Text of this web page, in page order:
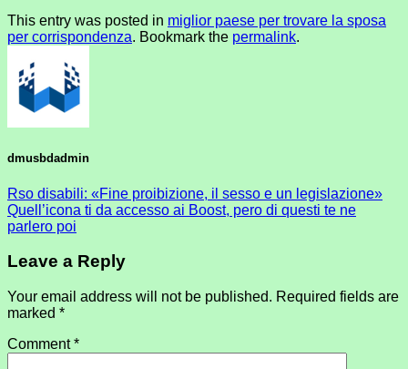
This entry was posted in miglior paese per trovare la sposa
per corrispondenza. Bookmark the permalink.
dmusbdadmin
Rso disabili: «Fine proibizione, il sesso e un legislazione»
Quell’icona ti da accesso ai Boost, pero di questi te ne
parlero poi
Leave a Reply
Your email address will not be published. Required fields are
marked *
Comment*